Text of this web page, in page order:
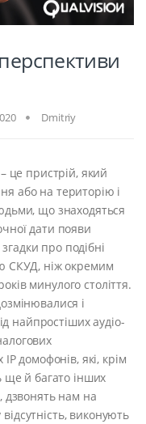
Dmitriy
пристрій, який
або на територію і
що знаходяться
дати появи
про подібні
СКУД, ніж окремим
минулого століття.
і
найпростіших аудіо-
домофонів, які, крім
ще й багато інших
дзвонять нам на
виконують